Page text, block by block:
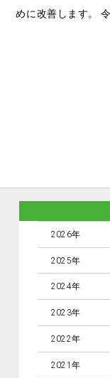
めに改善します。
2026年
2025年
2024年
2023年
2022年
2021年